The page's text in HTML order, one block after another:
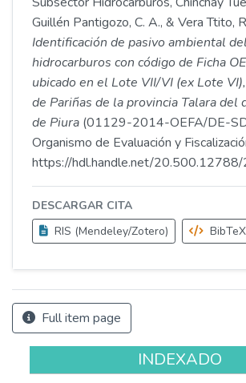
Guillén Pantigozo, C. A., & Vera Ttito,
Identificación de pasivo ambiental
hidrocarburos con código de Ficha
ubicado en el Lote VII/VI (ex Lote
de Pariñas de la provincia Talara del
de Piura (01129-2014-OEFA/DE-
Organismo de Evaluación y
https://hdl.handle.net/
DESCARGAR CITA
RIS (Mendeley/Zotero)
BibTeX
Full item page
INDEXADO